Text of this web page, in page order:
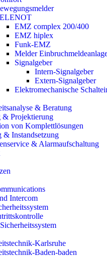
EMZ complex 200/400
EMZ hiplex
Funk-EMZ
Melder
Signalgeber
Intern-Signalgeber
Extern-Signalgeber
Elektromechanische
& Beratung
& Projektierung​
von Komplettlösungen
& Instandsetzung
& Alarmaufschaltung
Intercom
Karlsruhe
Baden-baden